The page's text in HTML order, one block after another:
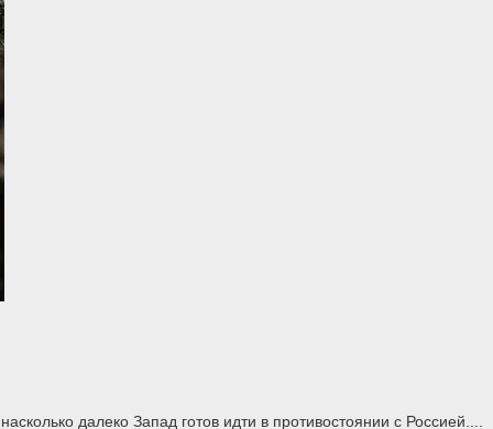
далеко Запад готов идти в противостоянии с Россией....